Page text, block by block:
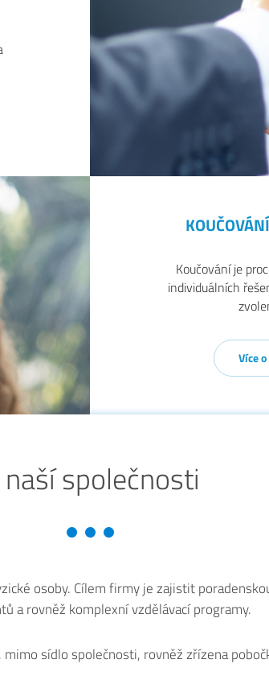
Koučování je
individuálních
Více
naší společnosti
osoby. Cílem firmy je zajistit
a rovněž komplexní vzdělávací programy.
sídlo společnosti, rovněž zřízena